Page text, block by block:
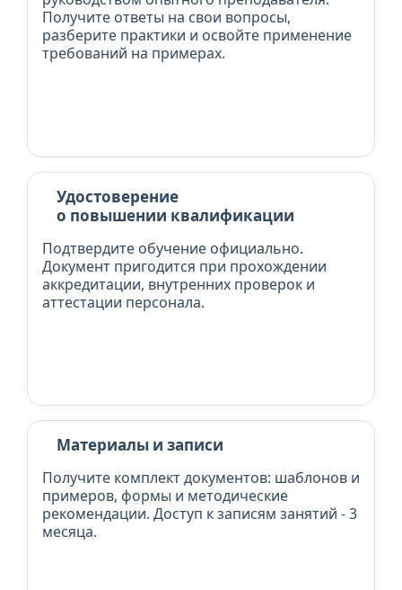
Получите ответы на свои вопросы,
разберите практики и освойте применение
требований на примерах.
Удостоверение
о повышении квалификации
Подтвердите обучение официально.
Документ пригодится при прохождении
аккредитации, внутренних проверок и
аттестации персонала.
Материалы и записи
Получите комплект документов: шаблонов и
примеров, формы и методические
рекомендации. Доступ к записям занятий - 3
месяца.